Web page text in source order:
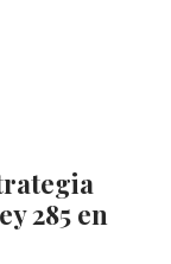
285 en